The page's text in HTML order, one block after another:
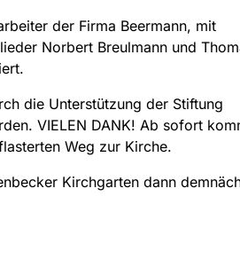
der Firma Beermann, mit
Norbert Breulmann und
die Unterstützung der Stiftung
VIELEN DANK! Ab sofort
Weg zur Kirche.
Kirchgarten dann